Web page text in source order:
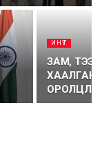
ИНҮТ
ЗАМ,